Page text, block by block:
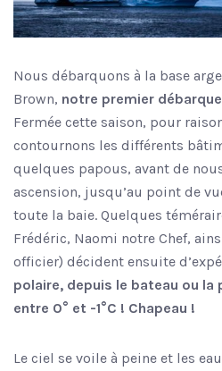
Nous débarquons à la base
Brown, notre premier
Fermée cette saison, pour
contournons les différents
quelques papous, avant de
ascension, jusqu’au point de
toute la baie. Quelques
Frédéric, Naomi notre Chef,
officier) décident ensuite
polaire, depuis le bateau ou la
entre 0° et -1°C ! Chapeau !
Le ciel se voile à peine et les